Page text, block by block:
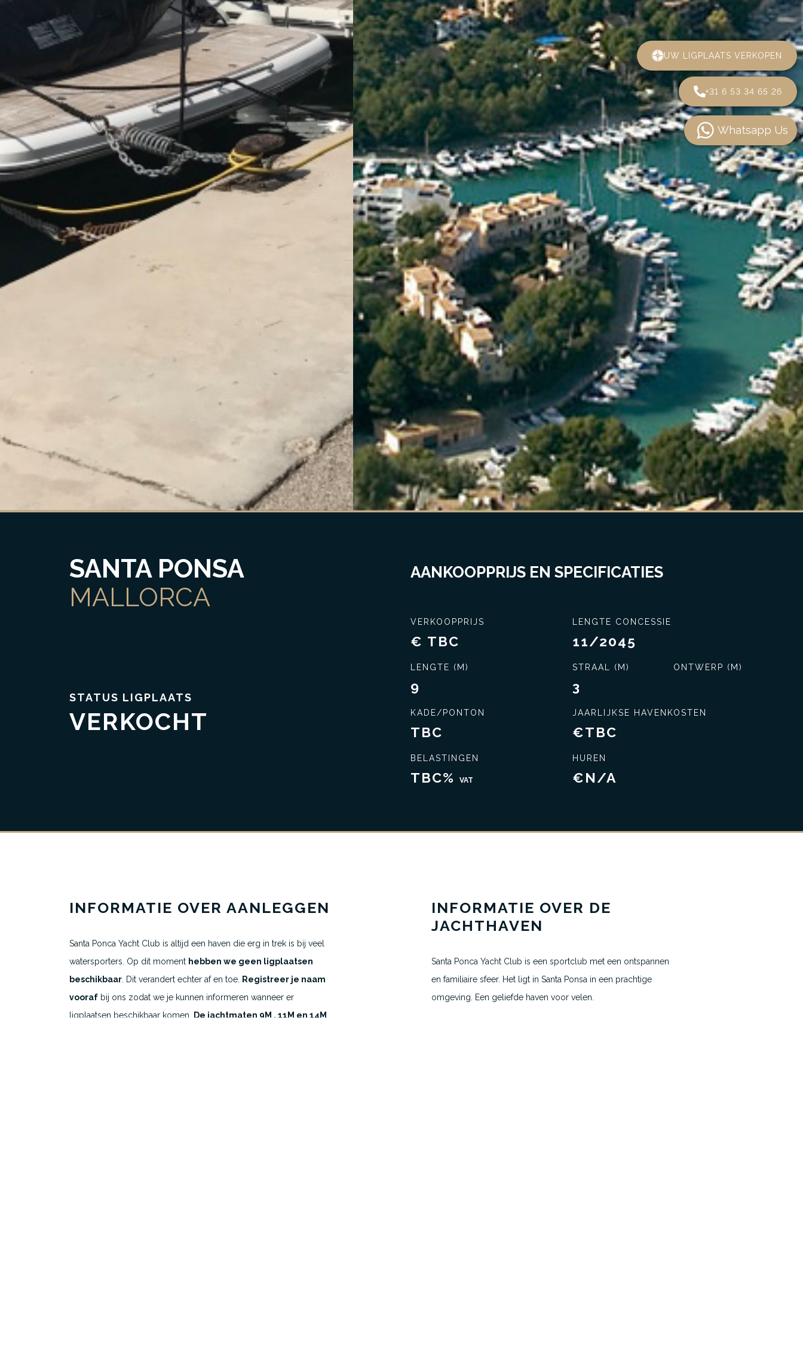
SANTA PONSA
MALLORCA
STATUS LIGPLAATS
VERKOCHT
AANKOOPPRIJS EN SPECIFICATIES
VERKOOPPRIJS
€ TBC
LENGTE (M)
9
KADE/PONTON
TBC
BELASTINGEN
TBC% VAT
LENGTE CONCESSIE
11/2045
STRAAL (M)
3
ONTWERP (M)
JAARLIJKSE HAVENKOSTEN
€TBC
HUREN
€N/A
INFORMATIE OVER AANLEGGEN
Santa Ponca Yacht Club is altijd een haven die erg in trek is bij veel
watersporters. Op dit moment hebben we geen ligplaatsen
beschikbaar. Dit verandert echter af en toe.
Registreer je naam
voorafbij ons zodat we je kunnen informeren wanneer er
ligplaatsen beschikbaar komen.
De jachtmaten 9M , 11M en 14M
INFORMATIE OVER DE
JACHTHAVEN
Santa Ponca Yacht Club is een sportclub met een ontspannen
en familiaire sfeer. Het ligt in Santa Ponsa in een prachtige
omgeving. Een geliefde haven voor velen.
Uitgebreide kennis Exclusieve service
Bestemmingen
+31 6 53 34 65 26
Contact
2026 © Direct Berth - Webdesign byWP Masters
+31 6 53 34 65 26
UW LIGPLAATS VERKOPEN
Whatsapp Us